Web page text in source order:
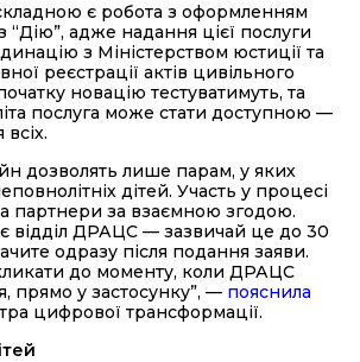
є робота з оформленням
“Дію”, адже надання цієї послуги
з Міністерством юстиції та
реєстрації актів цивільного
новацію тестуватимуть, та
послуга може стати доступною —
дозволять лише парам, у яких
дітей. Участь у процесі
партнери за взаємною згодою.
відділ ДРАЦС — зазвичай це до 30
одразу після подання заяви.
до моменту, коли ДРАЦС
прямо у застосунку”, — пояснила
цифрової трансформації.